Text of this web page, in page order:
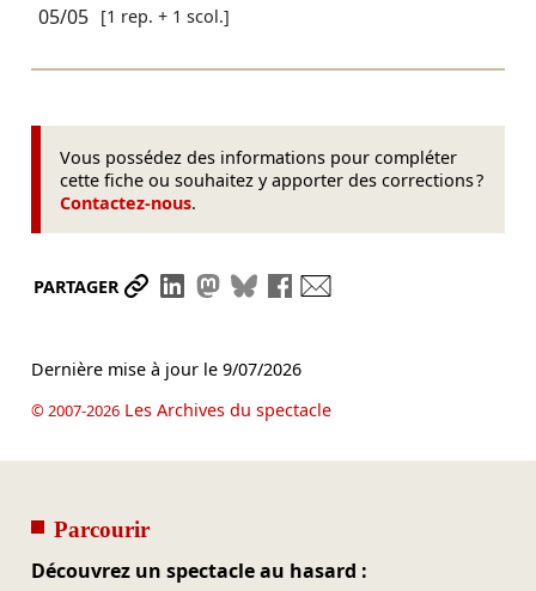
05/05 [1 rep. + 1 scol.]
Vous possédez des informations pour compléter
cette fiche ou souhaitez y apporter des corrections ?
Contactez-nous.
PARTAGER Partager le lien
Partager sur LinkedIn
Partager sur Mastodon
Partager sur Bluesky
Partager sur Facebook
Dernière mise à jour le 9/07/2026
© 2007-2026Les Archives du spectacle
Parcourir
Découvrez un spectacle au hasard :